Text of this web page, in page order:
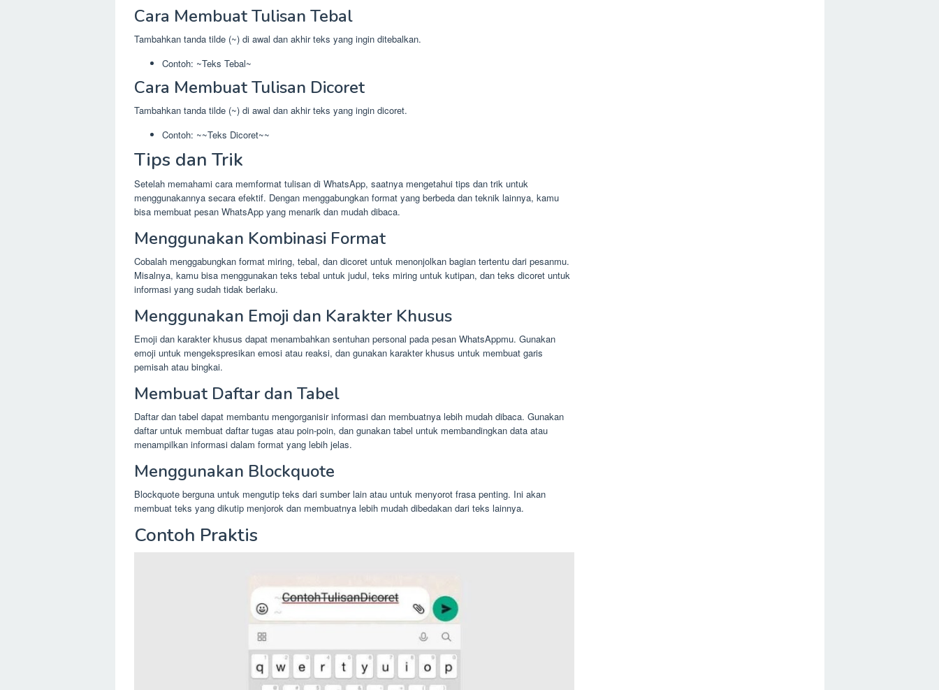
Cara Membuat Tulisan Tebal
Tambahkan tanda tilde (~) di awal dan akhir teks yang ingin ditebalkan.
Contoh: ~Teks Tebal~
Cara Membuat Tulisan Dicoret
Tambahkan tanda tilde (~) di awal dan akhir teks yang ingin dicoret.
Contoh: ~~Teks Dicoret~~
Tips dan Trik
Setelah memahami cara memformat tulisan di WhatsApp, saatnya mengetahui tips dan trik untuk
menggunakannya secara efektif. Dengan menggabungkan format yang berbeda dan teknik lainnya, kamu
bisa membuat pesan WhatsApp yang menarik dan mudah dibaca.
Menggunakan Kombinasi Format
Cobalah menggabungkan format miring, tebal, dan dicoret untuk menonjolkan bagian tertentu dari pesanmu.
Misalnya, kamu bisa menggunakan teks tebal untuk judul, teks miring untuk kutipan, dan teks dicoret untuk
informasi yang sudah tidak berlaku.
Menggunakan Emoji dan Karakter Khusus
Emoji dan karakter khusus dapat menambahkan sentuhan personal pada pesan WhatsAppmu. Gunakan
emoji untuk mengekspresikan emosi atau reaksi, dan gunakan karakter khusus untuk membuat garis
pemisah atau bingkai.
Membuat Daftar dan Tabel
Daftar dan tabel dapat membantu mengorganisir informasi dan membuatnya lebih mudah dibaca. Gunakan
daftar untuk membuat daftar tugas atau poin-poin, dan gunakan tabel untuk membandingkan data atau
menampilkan informasi dalam format yang lebih jelas.
Menggunakan Blockquote
Blockquote berguna untuk mengutip teks dari sumber lain atau untuk menyorot frasa penting. Ini akan
membuat teks yang dikutip menjorok dan membuatnya lebih mudah dibedakan dari teks lainnya.
Contoh Praktis